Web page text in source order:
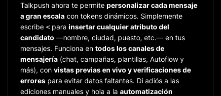
Talkpush ahora te permite personalizar cada mensaje
a gran escala con tokens dinámicos. Simplemente
escribe < para insertar cualquier atributo del
candidato —nombre, ciudad, puesto, etc.— en tus
mensajes. Funciona en todos los canales de
mensajería (chat, campañas, plantillas, Autoflow y
más), con vistas previas en vivo y verificaciones de
errores para evitar datos faltantes. Di adiós a las
ediciones manuales y hola a la automatización